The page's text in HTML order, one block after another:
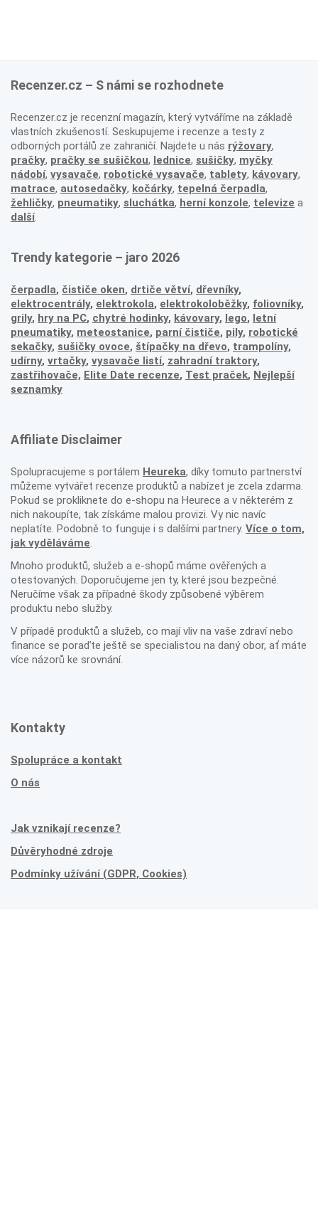
Recenzer.cz – S námi se rozhodnete
Recenzer.cz je recenzní magazín, který vytváříme na základě
vlastních zkušeností. Seskupujeme i recenze a testy z
odborných portálů ze zahraničí. Najdete u nás rýžovary,
pračky, pračky se sušičkou, lednice, sušičky, myčky
nádobí, vysavače, robotické vysavače, tablety, kávovary,
matrace, autosedačky, kočárky, tepelná čerpadla,
žehličky, pneumatiky, sluchátka, herní konzole, televize a
další.
Trendy kategorie – jaro 2026
čerpadla, čističe oken, drtiče větví, dřevníky,
elektrocentrály, elektrokola, elektrokoloběžky, foliovníky,
grily, hry na PC, chytré hodinky, kávovary, lego, letní
pneumatiky, meteostanice, parní čističe, pily, robotické
sekačky, sušičky ovoce, štípačky na dřevo, trampolíny,
udírny, vrtačky, vysavače listí, zahradní traktory,
zastřihovače, Elite Date recenze, Test praček, Nejlepší
seznamky
Affiliate Disclaimer
Spolupracujeme s portálem Heureka, díky tomuto partnerství
můžeme vytvářet recenze produktů a nabízet je zcela zdarma.
Pokud se prokliknete do e-shopu na Heurece a v některém z
nich nakoupíte, tak získáme malou provizi. Vy nic navíc
neplatíte. Podobně to funguje i s dalšími partnery. Více o tom,
jak vyděláváme.
Mnoho produktů, služeb a e-shopů máme ověřených a
otestovaných. Doporučujeme jen ty, které jsou bezpečné.
Neručíme však za případné škody způsobené výběrem
produktu nebo služby.
V případě produktů a služeb, co mají vliv na vaše zdraví nebo
finance se poraďte ještě se specialistou na daný obor, ať máte
více názorů ke srovnání.
Kontakty
Spolupráce a kontakt
O nás
Jak vznikají recenze?
Důvěryhodné zdroje
Podmínky užívání (GDPR, Cookies)